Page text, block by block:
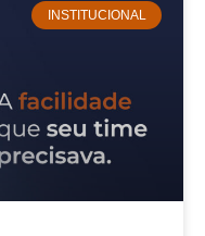
INSTITUCIONAL